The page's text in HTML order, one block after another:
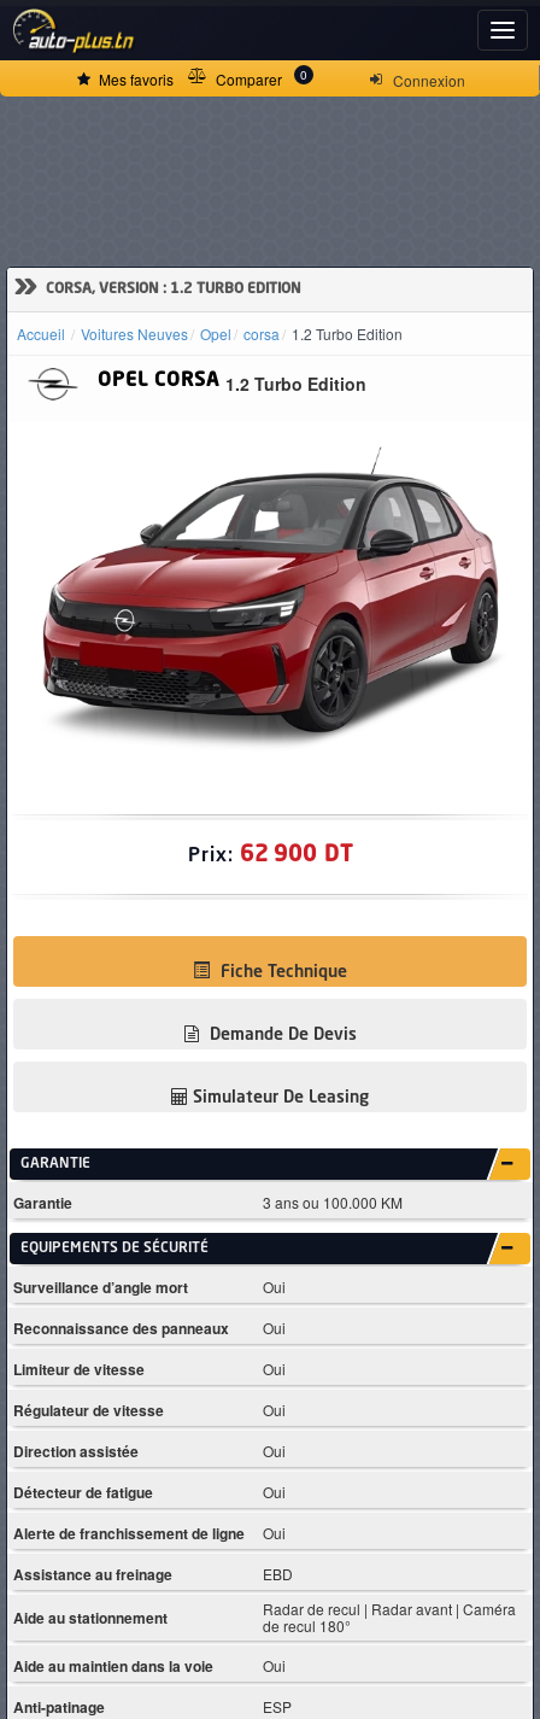
Connexion
Mes favoris Comparer 0
» CORSA, VERSION : 1.2 TURBO EDITION
Accueil Voitures Neuves Opel corsa 1.2 Turbo Edition
OPEL CORSA 1.2 Turbo Edition
Prix: 62 900 DT
Fiche Technique
Demande De Devis
Simulateur De Leasing
GARANTIE
Garantie 3 ans ou 100.000 KM
EQUIPEMENTS DE SÉCURITÉ
Surveillance d’angle mort Oui
Reconnaissance des panneaux Oui
Limiteur de vitesse Oui
Régulateur de vitesse Oui
Direction assistée Oui
Détecteur de fatigue Oui
Alerte de franchissement de ligne Oui
Assistance au freinage EBD
Aide au stationnement
Radar de recul | Radar avant | Caméra
de recul 180°
Aide au maintien dans la voie Oui
Anti-patinage ESP
ACCUEIL
D'OCCASION
PNEUS